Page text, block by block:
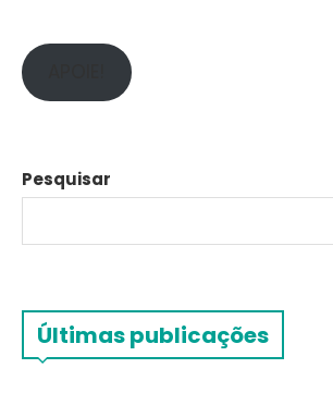
Pesquisar
Últimas publicações